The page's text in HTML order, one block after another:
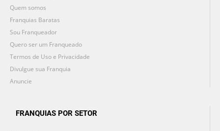
Quem somos
Franquias Baratas
Sou Franqueador
Quero ser um Franqueado
Termos de Uso e Privacidade
Divulgue sua Franquia
Anuncie
FRANQUIAS POR SETOR